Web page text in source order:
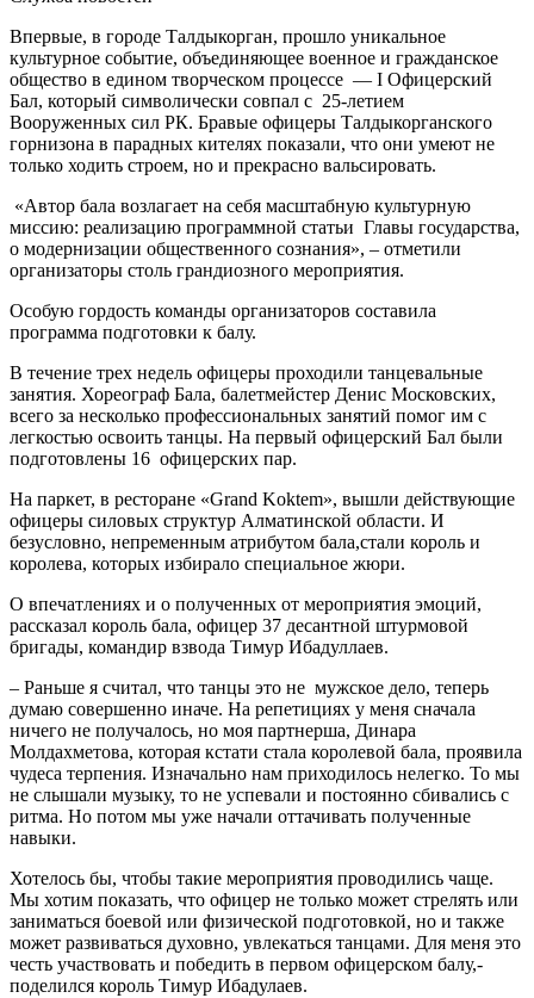
Впервые, в городе Талдыкорган, прошло уникальное
культурное событие, объединяющее военное и гражданское
общество в едином творческом процессе — I Офицерский
Бал, который символически совпал с 25-летием
Вооруженных сил РК. Бравые офицеры Талдыкорганского
горнизона в парадных кителях показали, что они умеют не
только ходить строем, но и прекрасно вальсировать.
«Автор бала возлагает на себя масштабную культурную
миссию: реализацию программной статьи Главы государства,
о модернизации общественного сознания», – отметили
организаторы столь грандиозного мероприятия.
Особую гордость команды организаторов составила
программа подготовки к балу.
В течение трех недель офицеры проходили танцевальные
занятия. Хореограф Бала, балетмейстер Денис Московских,
всего за несколько профессиональных занятий помог им с
легкостью освоить танцы. На первый офицерский Бал были
подготовлены 16 офицерских пар.
На паркет, в ресторане «Grand Koktem», вышли действующие
офицеры силовых структур Алматинской области. И
безусловно, непременным атрибутом бала,стали король и
королева, которых избирало специальное жюри.
О впечатлениях и о полученных от мероприятия эмоций,
рассказал король бала, офицер 37 десантной штурмовой
бригады, командир взвода Тимур Ибадуллаев.
– Раньше я считал, что танцы это не мужское дело, теперь
думаю совершенно иначе. На репетициях у меня сначала
ничего не получалось, но моя партнерша, Динара
Молдахметова, которая кстати стала королевой бала, проявила
чудеса терпения. Изначально нам приходилось нелегко. То мы
не слышали музыку, то не успевали и постоянно сбивались с
ритма. Но потом мы уже начали оттачивать полученные
навыки.
Хотелось бы, чтобы такие мероприятия проводились чаще.
Мы хотим показать, что офицер не только может стрелять или
заниматься боевой или физической подготовкой, но и также
может развиваться духовно, увлекаться танцами. Для меня это
честь участвовать и победить в первом офицерском балу,-
поделился король Тимур Ибадулаев.